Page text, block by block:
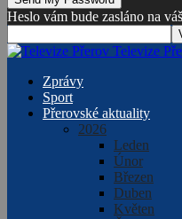
Heslo vám bude zasláno na
Televize
Zprávy
Sport
Přerovské aktuality
2026
Leden
Únor
Březen
Duben
Květen